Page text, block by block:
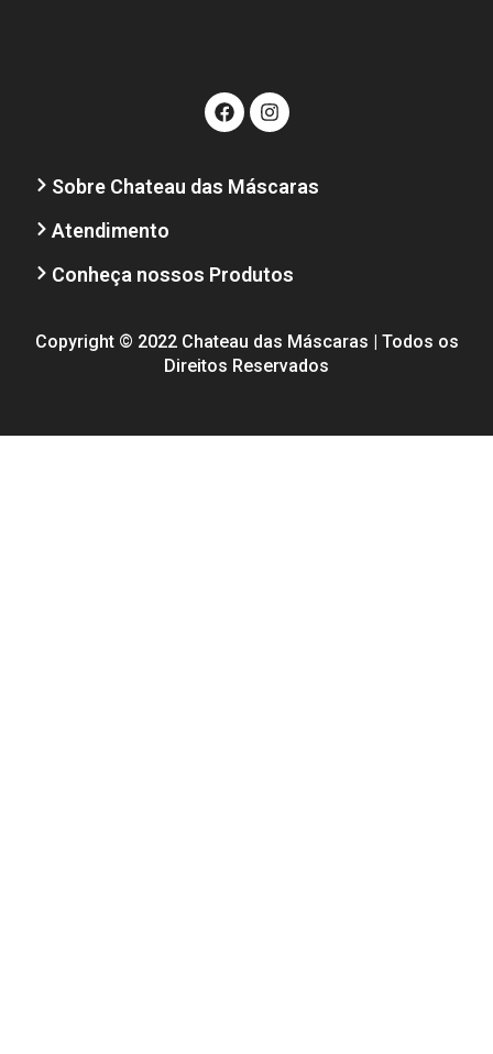
Sobre Chateau das Máscaras
Atendimento
Conheça nossos Produtos
Copyright © 2022 Chateau das Máscaras | Todos os
Direitos Reservados